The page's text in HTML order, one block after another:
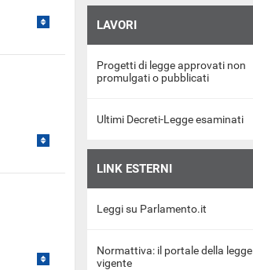
LAVORI
Progetti di legge approvati non
promulgati o pubblicati
Ultimi Decreti-Legge esaminati
LINK ESTERNI
Leggi su Parlamento.it
Normattiva: il portale della legge
vigente